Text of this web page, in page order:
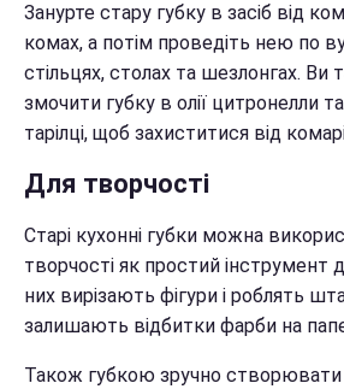
Занурте стару губку в засіб від
комах, а потім проведіть нею по
стільцях, столах та шезлонгах.
змочити губку в олії цитронелли
тарілці, щоб захиститися від
Для творчості
Старі кухонні губки можна
творчості як простий інструмент
них вирізають фігури і роблять
залишають відбитки фарби на
Також губкою зручно створювати